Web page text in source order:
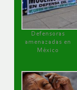
Defensoras
amenazadas en
México